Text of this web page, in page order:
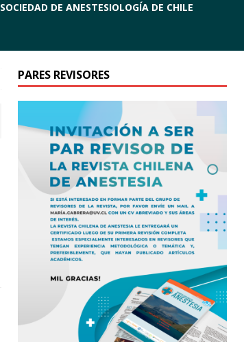
SOCIEDAD DE ANESTESIOLOGÍA DE CHILE
PARES REVISORES